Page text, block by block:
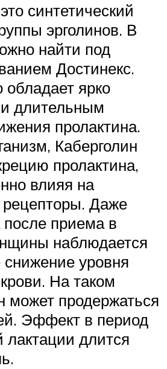
синтетический
эрголинов. В
найти под
Достинекс.
ярко
длительным
пролактина.
Каберголин
пролактина,
влияя на
Даже
после приема в
наблюдается
снижение уровня
На таком
может продержаться
Эффект в период
лактации длится